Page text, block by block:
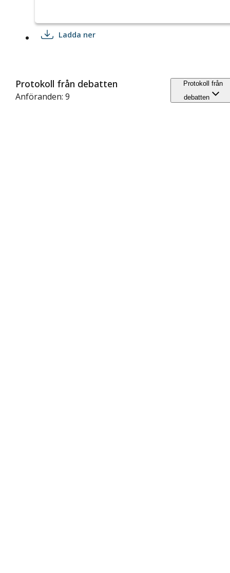
Ladda ner
Protokoll från debatten
Anföranden: 9
Protokoll från
debatten